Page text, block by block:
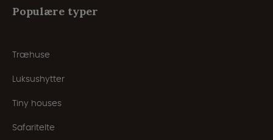
Populære typer
Træhuse
Luksushytter
Tiny houses
Safaritelte